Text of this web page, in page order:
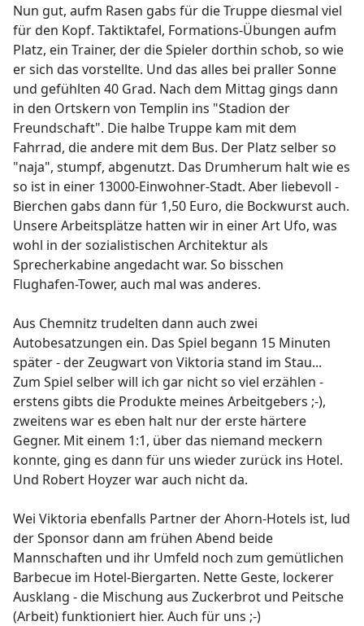
Nun gut, aufm Rasen gabs für die Truppe diesmal viel
für den Kopf. Taktiktafel, Formations-Übungen aufm
Platz, ein Trainer, der die Spieler dorthin schob, so wie
er sich das vorstellte. Und das alles bei praller Sonne
und gefühlten 40 Grad. Nach dem Mittag gings dann
in den Ortskern von Templin ins "Stadion der
Freundschaft". Die halbe Truppe kam mit dem
Fahrrad, die andere mit dem Bus. Der Platz selber so
"naja", stumpf, abgenutzt. Das Drumherum halt wie es
so ist in einer 13000-Einwohner-Stadt. Aber liebevoll -
Bierchen gabs dann für 1,50 Euro, die Bockwurst auch.
Unsere Arbeitsplätze hatten wir in einer Art Ufo, was
wohl in der sozialistischen Architektur als
Sprecherkabine angedacht war. So bisschen
Flughafen-Tower, auch mal was anderes.
Aus Chemnitz trudelten dann auch zwei
Autobesatzungen ein. Das Spiel begann 15 Minuten
später - der Zeugwart von Viktoria stand im Stau...
Zum Spiel selber will ich gar nicht so viel erzählen -
erstens gibts die Produkte meines Arbeitgebers ;-),
zweitens war es eben halt nur der erste härtere
Gegner. Mit einem 1:1, über das niemand meckern
konnte, ging es dann für uns wieder zurück ins Hotel.
Und Robert Hoyzer war auch nicht da.
Wei Viktoria ebenfalls Partner der Ahorn-Hotels ist, lud
der Sponsor dann am frühen Abend beide
Mannschaften und ihr Umfeld noch zum gemütlichen
Barbecue im Hotel-Biergarten. Nette Geste, lockerer
Ausklang - die Mischung aus Zuckerbrot und Peitsche
(Arbeit) funktioniert hier. Auch für uns ;-)